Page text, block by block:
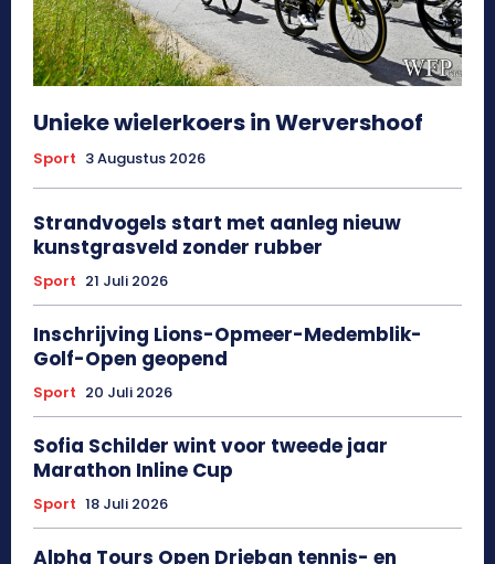
Unieke wielerkoers in Wervershoof
Sport 3 Augustus 2026
Strandvogels start met aanleg nieuw
kunstgrasveld zonder rubber
Sport 21 Juli 2026
Inschrijving Lions-Opmeer-Medemblik-
Golf-Open geopend
Sport 20 Juli 2026
Sofia Schilder wint voor tweede jaar
Marathon Inline Cup
Sport 18 Juli 2026
Alpha Tours Open Drieban tennis- en